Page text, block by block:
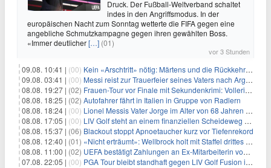
Druck. Der Fußball-Weltverband schaltet
indes in den Angriffsmodus. In der
europäischen Nacht zum Sonntag wetterte die FIFA gegen eine
angebliche Schmutzkampagne gegen ihren gewählten Boss.
«Immer deutlicher[…] (01)
vor 3 Stunden
09.08. 10:41 | (00) Kein «Arschtritt» nötig: Märtens und die Rückkehr nach Paris
09.08. 03:41 | (00) Messi reist zur Trauerfeier seines Vaters nach Argentinien
08.08. 19:27 | (02) Frauen-Tour vor Finale mit Sekundenkrimi: Vollering in Gelb
08.08. 18:25 | (02) Autofahrer fährt in Italien in Gruppe von Radlern
08.08. 18:24 | (00) Lionel Messis Vater Jorge im Alter von 68 Jahren gestorben
08.08. 17:05 | (00) LIV Golf steht an einem finanziellen Scheideweg auf der Suche nach neuen Investitionen
08.08. 15:37 | (06) Blackout stoppt Apnoetaucher kurz vor Tiefenrekord
08.08. 12:40 | (01) «Nicht erträumt»: Wellbrock holt mit Staffel drittes EM-Gold
08.08. 11:00 | (02) UEFA bestätigt Zahlungen an Ex-Mitarbeiterin von Infantino
07.08. 22:05 | (00) PGA Tour bleibt standhaft gegen LIV Golf Fusion in einem sich wandelnden Sportumfeld